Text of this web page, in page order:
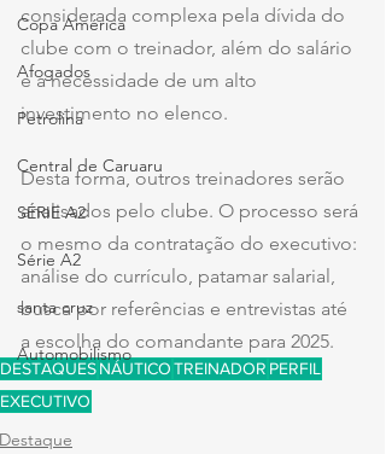
Copa América
Afogados
Petrolina
Central de Caruaru
SÉRIE A2
Série A2
santa cruz
Automobilismo
considerada complexa pela dívida do
clube com o treinador, além do salário
e a necessidade de um alto
investimento no elenco.
Desta forma, outros treinadores serão
analisados pelo clube. O processo será
o mesmo da contratação do executivo:
análise do currículo, patamar salarial,
busca por referências e entrevistas até
a escolha do comandante para 2025.
DESTAQUESNÁUTICOTREINADOR PERFIL
EXECUTIVO
Destaque